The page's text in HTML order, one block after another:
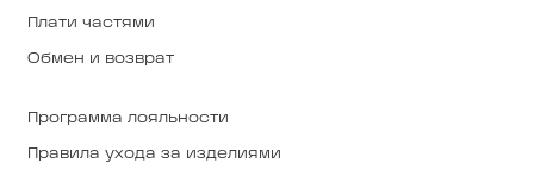
Плати частями
Обмен и возврат
Программа лояльности
Правила ухода за изделиями